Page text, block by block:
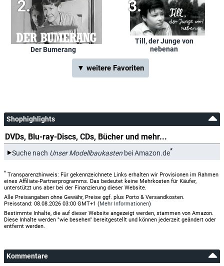
Der Bumerang
Till, der Junge von
nebenan
▼ weitere Favoriten
Shophighlights
DVDs, Blu-ray-Discs, CDs, Bücher und mehr...
Suche nach Unser Modellbaukasten bei Amazon.de*
* Transparenzhinweis: Für gekennzeichnete Links erhalten wir Provisionen im Rahmen
eines Affiliate-Partnerprogramms. Das bedeutet keine Mehrkosten für Käufer,
unterstützt uns aber bei der Finanzierung dieser Website.
Alle Preisangaben ohne Gewähr, Preise ggf. plus Porto & Versandkosten.
Preisstand: 08.08.2026 03:00 GMT+1 (Mehr Informationen)
Bestimmte Inhalte, die auf dieser Website angezeigt werden, stammen von Amazon.
Diese Inhalte werden "wie besehen" bereitgestellt und können jederzeit geändert oder
entfernt werden.
Kommentare